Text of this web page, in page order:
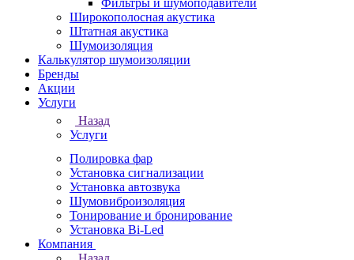
Фильтры и шумоподавители
Широкополосная акустика
Штатная акустика
Шумоизоляция
Калькулятор шумоизоляции
Бренды
Акции
Услуги
Назад
Услуги
Полировка фар
Установка сигнализации
Установка автозвука
Шумовиброизоляция
Тонирование и бронирование
Установка Bi-Led
Компания